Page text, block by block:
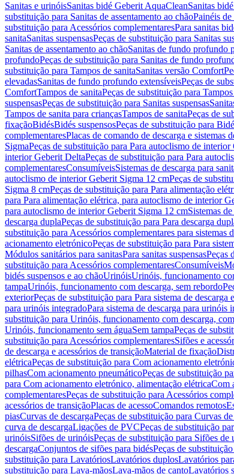
Sanitas e urinóisSanitas bidé Geberit AquaCleanSanitas bidé
substituição para Sanitas de assentamento ao chãoPainéis de
substituição para Acessórios complementaresPara sanitas
sanitaSanitas suspensasPeças de substituição para Sanitas
Sanitas de assentamento ao chãoSanitas de fundo profundo
profundoPeças de substituição para Sanitas de fundo
substituição para Tampos de sanitaSanitas versão Comfort
elevadasSanitas de fundo profundo extensíveisPeças de
ComfortTampos de sanitaPeças de substituição para
suspensasPeças de substituição para Sanitas suspensas
Tampos de sanita para criançasTampos de sanitaPeças de
fixaçãoBidésBidés suspensosPeças de substituição para
complementaresPlacas de comando de descarga e sistemas
SigmaPeças de substituição para Para autoclismo de interior
interior Geberit DeltaPeças de substituição para Para
complementaresConsumíveisSistemas de descarga para
autoclismo de interior Geberit Sigma 12 cmPeças de
Sigma 8 cmPeças de substituição para Para alimentação
para Para alimentação elétrica, para autoclismo de interior
para autoclismo de interior Geberit Sigma 12 cmSistemas
descarga duplaPeças de substituição para Para descarga
substituição para Acessórios complementares para sistemas
acionamento eletrónicoPeças de substituição para Para
Módulos sanitários para sanitasPara sanitas suspensasPeças
substituição para Acessórios complementaresConsumíveis
bidés suspensos e ao chãoUrinóisUrinóis, funcionamento
tampaUrinóis, funcionamento com descarga, sem rebordo
exteriorPeças de substituição para Para sistema de
para urinóis integradoPara sistema de descarga para urinóis
substituição para Urinóis, funcionamento com descarga,
Urinóis, funcionamento sem águaSem tampaPeças de
substituição para Acessórios complementaresSifões e
de descarga e acessórios de transiçãoMaterial de fixação
elétricaPeças de substituição para Com acionamento
pilhasCom acionamento pneumáticoPeças de substituição
para Com acionamento eletrónico, alimentação elétricaCom
complementaresPeças de substituição para Acessórios
acessórios de transiçãoPlacas de acessoComandos remotos
piasCurvas de descargaPeças de substituição para Curvas de
curva de descargaLigações de PVCPeças de substituição
urinóisSifões de urinóisPeças de substituição para Sifões de
descargaConjuntos de sifões para bidésPeças de
substituição para LavatóriosLavatórios duplosLavatórios
substituição para Lava-mãosLava-mãos de cantoLavatórios